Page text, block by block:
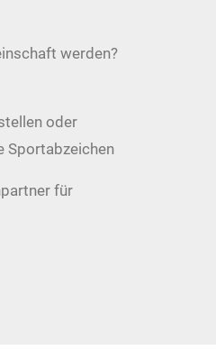
werden?
oder
Sportabzeichen
für